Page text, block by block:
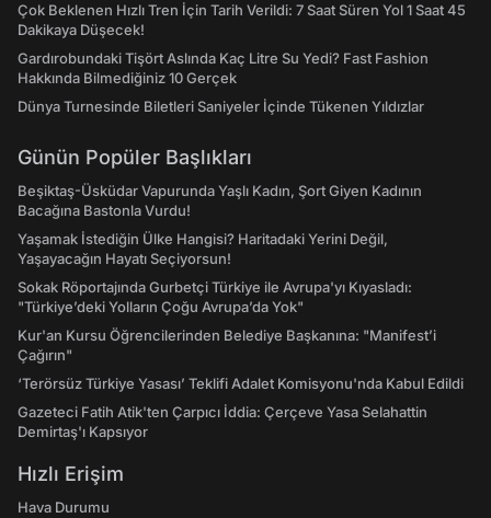
Çok Beklenen Hızlı Tren İçin Tarih Verildi: 7 Saat Süren Yol 1 Saat 45
Dakikaya Düşecek!
Gardırobundaki Tişört Aslında Kaç Litre Su Yedi? Fast Fashion
Hakkında Bilmediğiniz 10 Gerçek
Dünya Turnesinde Biletleri Saniyeler İçinde Tükenen Yıldızlar
Günün Popüler Başlıkları
Beşiktaş-Üsküdar Vapurunda Yaşlı Kadın, Şort Giyen Kadının
Bacağına Bastonla Vurdu!
Yaşamak İstediğin Ülke Hangisi? Haritadaki Yerini Değil,
Yaşayacağın Hayatı Seçiyorsun!
Sokak Röportajında Gurbetçi Türkiye ile Avrupa'yı Kıyasladı:
"Türkiye’deki Yolların Çoğu Avrupa’da Yok"
Kur'an Kursu Öğrencilerinden Belediye Başkanına: "Manifest’i
Çağırın"
‘Terörsüz Türkiye Yasası’ Teklifi Adalet Komisyonu'nda Kabul Edildi
Gazeteci Fatih Atik'ten Çarpıcı İddia: Çerçeve Yasa Selahattin
Demirtaş'ı Kapsıyor
Hızlı Erişim
Hava Durumu